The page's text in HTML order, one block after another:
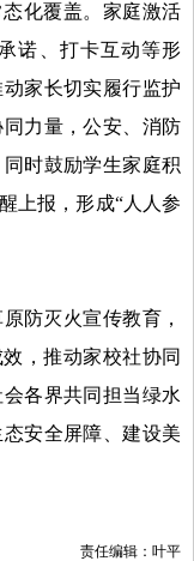
化覆盖。家庭激活
诺、打卡互动等形
家长切实履行监护
力量，公安、消防
时鼓励学生家庭积
上报，形成“人人参
防灭火宣传教育，
，推动家校社协同
各界共同担当绿水
安全屏障、建设美
责任编辑：叶平